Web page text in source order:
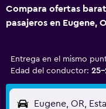
Compara ofertas
pasajeros en Eugene,
Entrega en el mismo
Edad del conductor: 25-
Eugene, OR,